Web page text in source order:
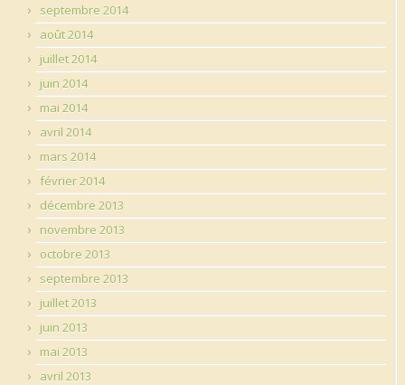
septembre 2014
août 2014
juillet 2014
juin 2014
mai 2014
avril 2014
mars 2014
février 2014
décembre 2013
novembre 2013
octobre 2013
septembre 2013
juillet 2013
juin 2013
mai 2013
avril 2013